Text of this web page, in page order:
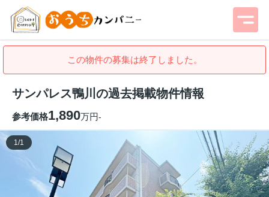
この物件の募集は終了しました。
サンパレス鴨川の過去掲載物件情報
参考価格1,890万円-
1 /1